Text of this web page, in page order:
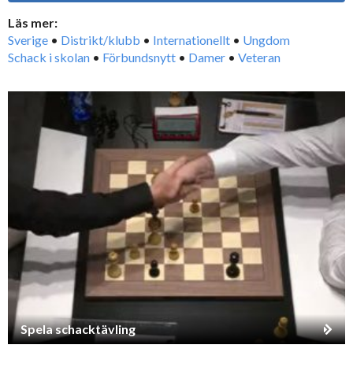
Läs mer:
Sverige • Distrikt/klubb • Internationellt • Ungdom
Schack i skolan • Förbundsnytt • Damer • Veteran
Spela schacktävling